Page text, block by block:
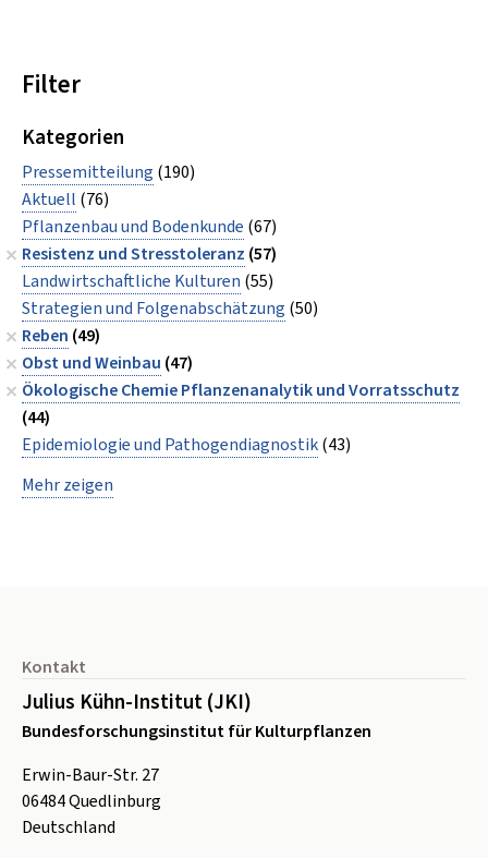
Filter
Kategorien
Pressemitteilung (190)
Aktuell (76)
Pflanzenbau und Bodenkunde (67)
Resistenz und Stresstoleranz (57)
Landwirtschaftliche Kulturen (55)
Strategien und Folgenabschätzung (50)
Reben (49)
Obst und Weinbau (47)
Ökologische Chemie Pflanzenanalytik und Vorratsschutz
(44)
Epidemiologie und Pathogendiagnostik(43)
Mehr zeigen
Kontakt
Julius Kühn-Institut (JKI)
Bundesforschungsinstitut für Kulturpflanzen
Erwin-Baur-Str. 27
06484Quedlinburg
Deutschland